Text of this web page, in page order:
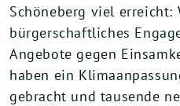
Schöneberg viel erreicht:
bürgerschaftliches
Angebote gegen
haben ein
gebracht und tausende